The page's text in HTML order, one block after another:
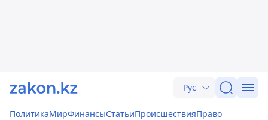
Рус
ПолитикаМирФинансыСтатьиПроисшествияПраво